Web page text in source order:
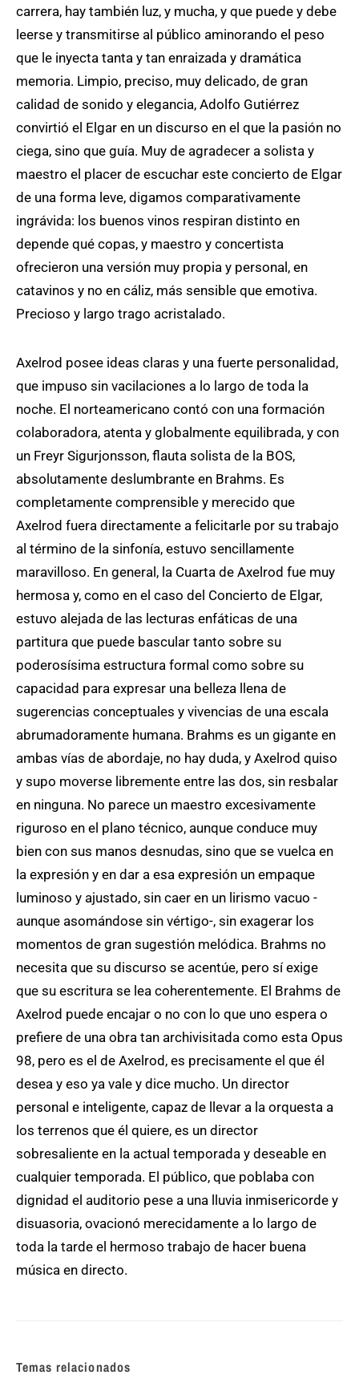
carrera, hay también luz, y mucha, y que puede y debe
leerse y transmitirse al público aminorando el peso
que le inyecta tanta y tan enraizada y dramática
memoria. Limpio, preciso, muy delicado, de gran
calidad de sonido y elegancia, Adolfo Gutiérrez
convirtió el Elgar en un discurso en el que la pasión no
ciega, sino que guía. Muy de agradecer a solista y
maestro el placer de escuchar este concierto de Elgar
de una forma leve, digamos comparativamente
ingrávida: los buenos vinos respiran distinto en
depende qué copas, y maestro y concertista
ofrecieron una versión muy propia y personal, en
catavinos y no en cáliz, más sensible que emotiva.
Precioso y largo trago acristalado.
Axelrod posee ideas claras y una fuerte personalidad,
que impuso sin vacilaciones a lo largo de toda la
noche. El norteamericano contó con una formación
colaboradora, atenta y globalmente equilibrada, y con
un Freyr Sigurjonsson, flauta solista de la BOS,
absolutamente deslumbrante en Brahms. Es
completamente comprensible y merecido que
Axelrod fuera directamente a felicitarle por su trabajo
al término de la sinfonía, estuvo sencillamente
maravilloso. En general, la Cuarta de Axelrod fue muy
hermosa y, como en el caso del Concierto de Elgar,
estuvo alejada de las lecturas enfáticas de una
partitura que puede bascular tanto sobre su
poderosísima estructura formal como sobre su
capacidad para expresar una belleza llena de
sugerencias conceptuales y vivencias de una escala
abrumadoramente humana. Brahms es un gigante en
ambas vías de abordaje, no hay duda, y Axelrod quiso
y supo moverse libremente entre las dos, sin resbalar
en ninguna. No parece un maestro excesivamente
riguroso en el plano técnico, aunque conduce muy
bien con sus manos desnudas, sino que se vuelca en
la expresión y en dar a esa expresión un empaque
luminoso y ajustado, sin caer en un lirismo vacuo -
aunque asomándose sin vértigo-, sin exagerar los
momentos de gran sugestión melódica. Brahms no
necesita que su discurso se acentúe, pero sí exige
que su escritura se lea coherentemente. El Brahms de
Axelrod puede encajar o no con lo que uno espera o
prefiere de una obra tan archivisitada como esta Opus
98, pero es el de Axelrod, es precisamente el que él
desea y eso ya vale y dice mucho. Un director
personal e inteligente, capaz de llevar a la orquesta a
los terrenos que él quiere, es un director
sobresaliente en la actual temporada y deseable en
cualquier temporada. El público, que poblaba con
dignidad el auditorio pese a una lluvia inmisericorde y
disuasoria, ovacionó merecidamente a lo largo de
toda la tarde el hermoso trabajo de hacer buena
música en directo.
Temas relacionados